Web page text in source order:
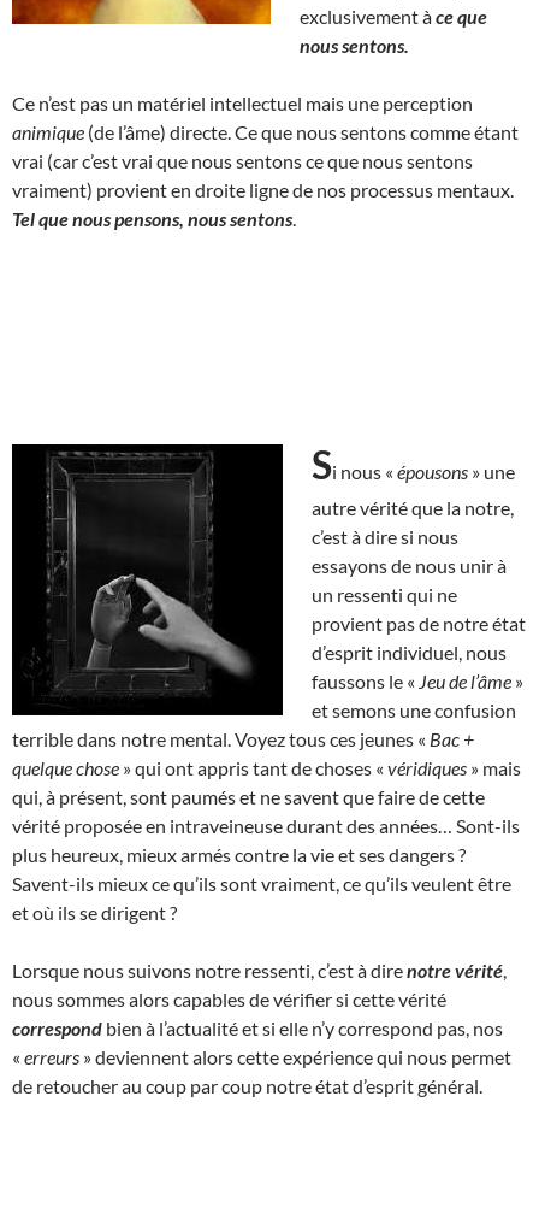
exclusivement àce que
nous sentons.
Ce n’est pas un matériel intellectuel mais une perception
animique (de l’âme) directe. Ce que nous sentons comme étant
vrai (car c’est vrai que nous sentons ce que nous sentons
vraiment) provient en droite ligne de nos processus mentaux.
Tel que nous pensons, nous sentons
Si nous « épousons » une
autre vérité que la notre,
c’est à dire si nous
essayons de nous unir à
un ressenti qui ne
provient pas de notre état
d’esprit individuel, nous
faussons le « Jeu de l’âme »
et semons une confusion
terrible dans notre mental. Voyez tous ces jeunes « Bac +
quelque chose » qui ont appris tant de choses « véridiques » mais
qui, à présent, sont paumés et ne savent que faire de cette
vérité proposée en intraveineuse durant des années… Sont-ils
plus heureux, mieux armés contre la vie et ses dangers ?
Savent-ils mieux ce qu’ils sont vraiment, ce qu’ils veulent être
et où ils se dirigent ?
Lorsque nous suivons notre ressenti, c’est à direnotre vérité
nous sommes alors capables de vérifier si cette vérité
correspond bien à l’actualité et si elle n’y correspond pas, nos
« erreurs » deviennent alors cette expérience qui nous permet
de retoucher au coup par coup notre état d’esprit général.